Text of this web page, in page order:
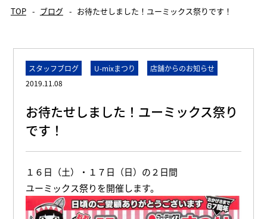
どちらかだけ選択して検索することもできます。
TOP ブログ お待たせしました！ユーミックス祭りです！
スタッフブログ U-mixまつり
店舗からのお知らせ
2019.11.08
お待たせしました！ユーミックス祭り
です！
１６日（土）・１７日（日）の２日間
ユーミックス祭りを開催します。